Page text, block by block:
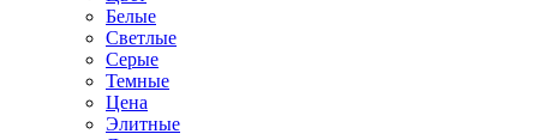
Белые
Светлые
Серые
Темные
Цена
Элитные